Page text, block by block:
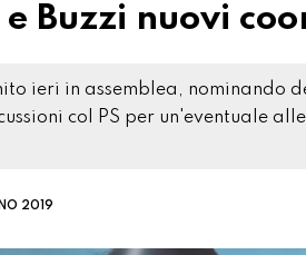
e Buzzi nuovi
ieri in assemblea, nominando
col PS per un'eventuale
2019